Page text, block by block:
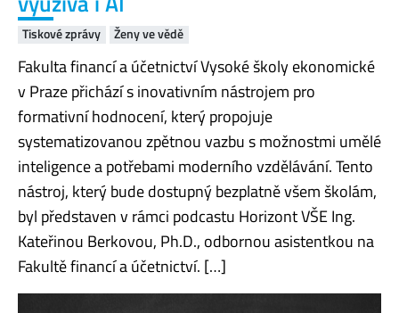
Tiskové zprávy Ženy ve vědě
Fakulta financí a účetnictví Vysoké školy ekonomické
v Praze přichází s inovativním nástrojem pro
formativní hodnocení, který propojuje
systematizovanou zpětnou vazbu s možnostmi umělé
inteligence a potřebami moderního vzdělávání. Tento
nástroj, který bude dostupný bezplatně všem školám,
byl představen v rámci podcastu Horizont VŠE Ing.
Kateřinou Berkovou, Ph.D., odbornou asistentkou na
Fakultě financí a účetnictví. […]